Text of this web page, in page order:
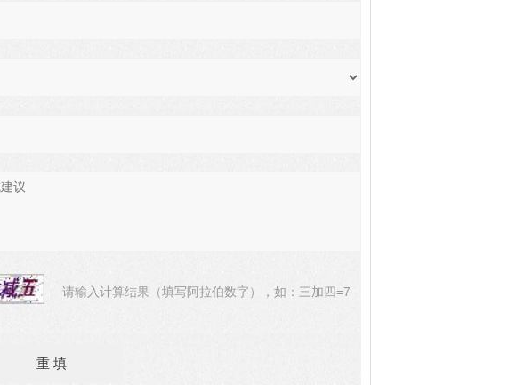
请输入计算结果（填写阿拉伯数字），如：三加四=7